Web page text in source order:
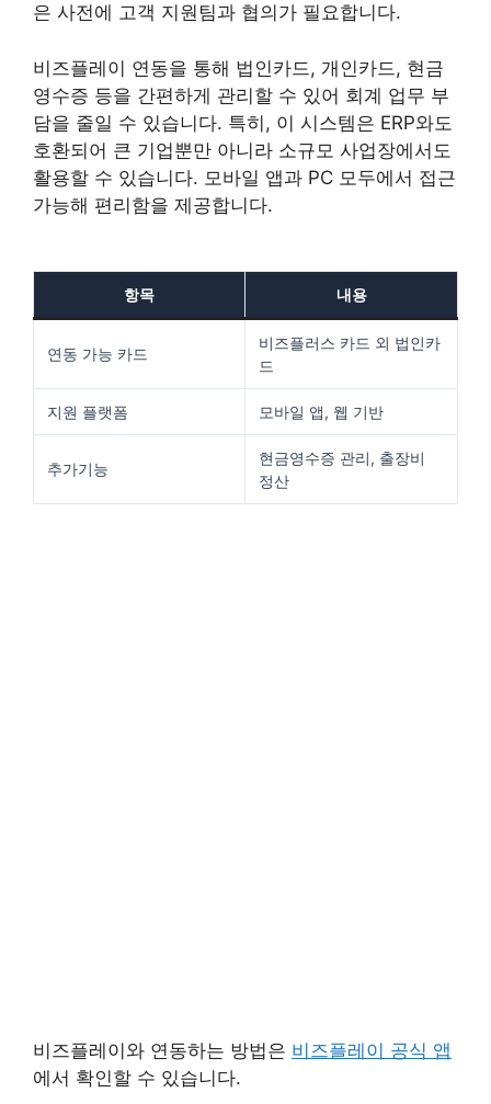
은 사전에 고객 지원팀과 협의가 필요합니다.
비즈플레이 연동을 통해 법인카드, 개인카드, 현금
영수증 등을 간편하게 관리할 수 있어 회계 업무 부
담을 줄일 수 있습니다. 특히, 이 시스템은 ERP와도
호환되어 큰 기업뿐만 아니라 소규모 사업장에서도
활용할 수 있습니다. 모바일 앱과 PC 모두에서 접근
가능해 편리함을 제공합니다.
항목 내용
연동 가능 카드
비즈플러스 카드 외 법인카
드
지원 플랫폼 모바일 앱, 웹 기반
추가기능
현금영수증 관리, 출장비
정산
비즈플레이와 연동하는 방법은 비즈플레이 공식 앱
에서 확인할 수 있습니다.